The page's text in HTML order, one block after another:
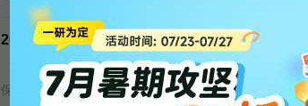
2025年考研临近：如何调整心态，轻松备考
考研临近，无论你准备得多么充分，面对紧张的重
保备考效率和考试状态的关键。以下是一些行之有效的